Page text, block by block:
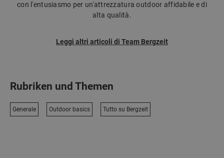
con l'entusiasmo per un'attrezzatura outdoor affidabile e di
alta qualità.
Leggi altri articoli di Team Bergzeit
Rubriken und Themen
Generale Outdoor basics Tutto su Bergzeit